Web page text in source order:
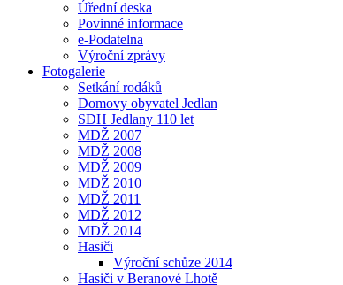
Úřední deska
Povinné informace
e-Podatelna
Výroční zprávy
Fotogalerie
Setkání rodáků
Domovy obyvatel Jedlan
SDH Jedlany 110 let
MDŽ 2007
MDŽ 2008
MDŽ 2009
MDŽ 2010
MDŽ 2011
MDŽ 2012
MDŽ 2014
Hasiči
Výroční schůze 2014
Hasiči v Beranové Lhotě